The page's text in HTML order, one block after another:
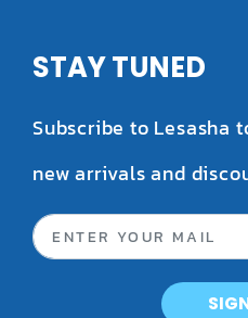
STAY TUNED
Subscribe to Lesasha
new arrivals and